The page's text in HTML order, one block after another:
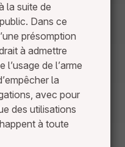
la suite de
Dans ce
présomption
à admettre
l’usage de l’arme
la
avec pour
des utilisations
à toute